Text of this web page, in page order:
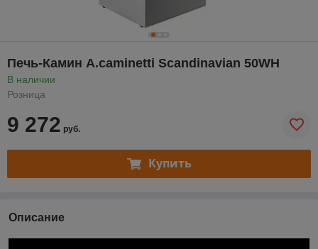
Печь-Камин A.caminetti Scandinavian 50WH
В наличии
Розница
9 272 руб.
Купить
Описание